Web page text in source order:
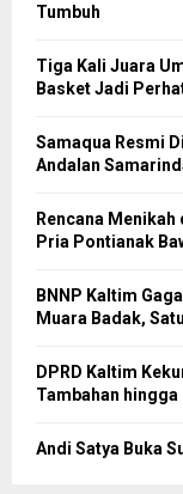
Tumbuh
Tiga Kali Juara
Basket Jadi
Samaqua Resmi
Andalan
Rencana
Pria Pontianak
BNNP Kaltim
Muara Badak,
DPRD Kaltim
Tambahan hingga
Andi Satya Buka